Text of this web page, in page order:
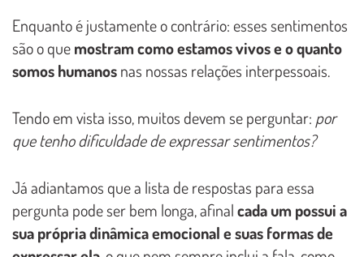
Enquanto é justamente o contrário: esses sentimentos
são o quemostram como estamos vivos e o quanto
somos humanosnas nossas relações interpessoais.
Tendo em vista isso, muitos devem se perguntar: por
que tenho dificuldade de expressar sentimentos?
Já adiantamos que a lista de respostas para essa
pergunta pode ser bem longa, afinalcada um possui a
sua própria dinâmica emocional e suas formas de